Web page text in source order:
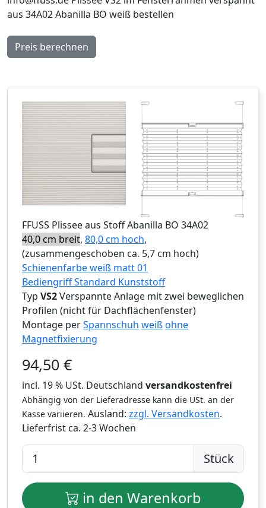
aus 34A02 Abanilla BO weiß bestellen
Preis berechnen
FFUSS Plissee aus Stoff Abanilla BO 34A02
40,0 cm breit, 80,0 cm hoch,
(zusammengeschoben ca. 5,7 cm hoch)
Schienenfarbe weiß matt 01
Bediengriff Standard Kunststoff
Typ VS2Verspannte Anlage mit zwei beweglichen
Profilen (nicht für Dachflächenfenster)
Montage perSpannschuh weißohne
Magnetfixierung
94,50 €
incl. 19 % USt. Deutschland versandkostenfrei
Abhängig von der Lieferadresse kann die USt. an der
Kasse variieren. Ausland: zzgl. Versandkosten.
Lieferfrist ca. 2-3 Wochen
Stück
in den Warenkorb